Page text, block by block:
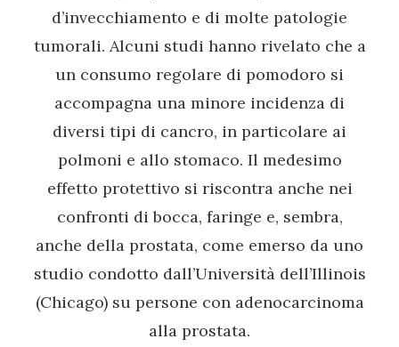
d’invecchiamento e di molte patologie
tumorali. Alcuni studi hanno rivelato che a
un consumo regolare di pomodoro si
accompagna una minore incidenza di
diversi tipi di cancro, in particolare ai
polmoni e allo stomaco. Il medesimo
effetto protettivo si riscontra anche nei
confronti di bocca, faringe e, sembra,
anche della prostata, come emerso da uno
studio condotto dall’Università dell’Illinois
(Chicago) su persone con adenocarcinoma
alla prostata.